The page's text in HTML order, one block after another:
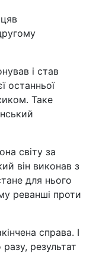
і став
останньої
Таке
світу за
він виконав з
для нього
реванші проти
справа. І
результат